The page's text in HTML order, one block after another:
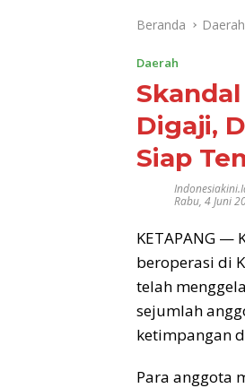
Beranda Daerah
Daerah
Digaji,
Siap
Rabu, 4 Juni
KETAPANG —
beroperasi di
telah
sejumlah
ketimpangan
Para anggota